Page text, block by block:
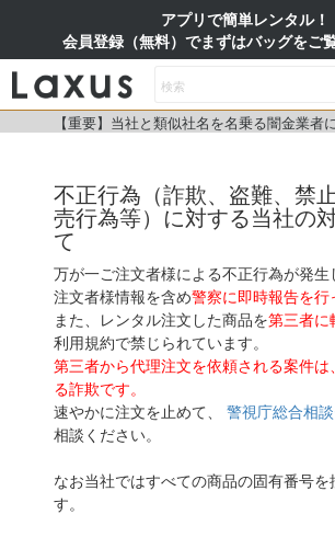
アプリで簡単レンタル！
会員登録（無料）でまずはバッグをご
【重要】当社と類似社名を名乗る闇金業者
不正行為（詐欺、盗難、禁
売行為等）に対する当社の
て
万が一ご注文者様による不正行為が発
注文者様情報を含め警察に即時報告を行
また、レンタル注文した商品を第三者に
利用規約で禁じられています。
第三者から代理注文を依頼される案件は
る詐欺です。
速やかに注文を止めて、 警視庁総合相
相談ください。
なお当社ではすべての商品の固有番号を
す。